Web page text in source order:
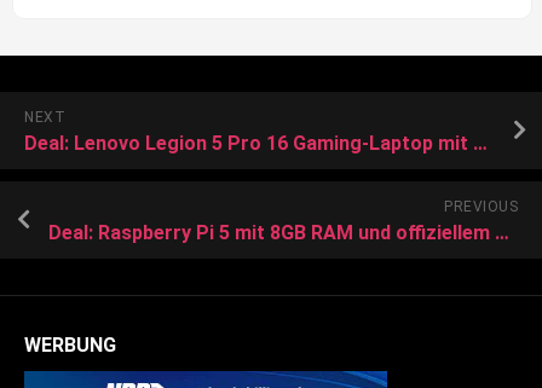
NEXT
Deal: Lenovo Legion 5 Pro 16 Gaming-Laptop mit tollem QHD-Display kostet jetzt nur 709 Euro
PREVIOUS
Deal: Raspberry Pi 5 mit 8GB RAM und offiziellem Gehäuse oder Netzteil zum Sparpreis
WERBUNG